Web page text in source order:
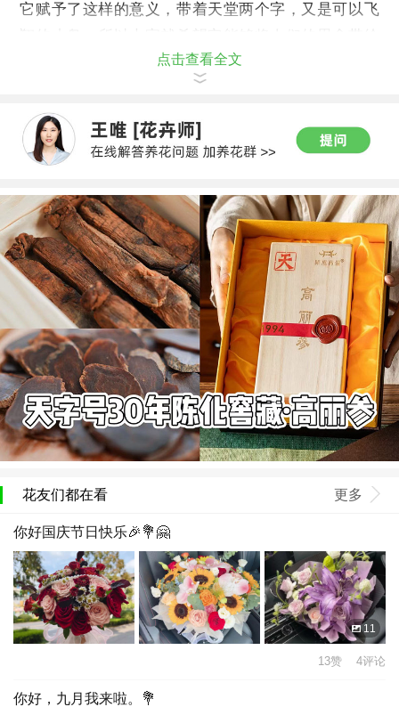
它赋予了这样的意义，带着天堂两个字，又是可以飞
已经去往天堂的亲人。点击查看全文
花友们都在看 更多
你好国庆节日快乐🎉💐🤗
11
13赞 4评论
你好，九月我来啦。💐